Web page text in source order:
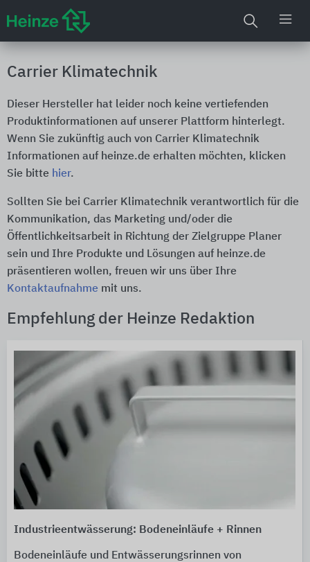
Carrier Klimatechnik
Dieser Hersteller hat leider noch keine vertiefenden
Produktinformationen auf unserer Plattform hinterlegt.
Wenn Sie zukünftig auch von Carrier Klimatechnik
Informationen auf heinze.de erhalten möchten, klicken
Sie bitte hier.
Sollten Sie bei Carrier Klimatechnik verantwortlich für die
Kommunikation, das Marketing und/oder die
Öffentlichkeitsarbeit in Richtung der Zielgruppe Planer
sein und Ihre Produkte und Lösungen auf heinze.de
präsentieren wollen, freuen wir uns über Ihre
Kontaktaufnahme mit uns.
Empfehlung der Heinze Redaktion
Industrieentwässerung: Bodeneinläufe + Rinnen
Bodeneinläufe und Entwässerungsrinnen von